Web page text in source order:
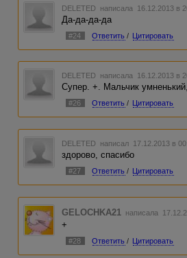
DELETED написала 16.12.2013 в
Да-да-да-да
#24 Ответить / Цитировать
DELETED написала 16.12.2013 в
Супер. +. Мальчик
#26 Ответить / Цитировать
DELETED написал 17.12.2013 в
здорово, спасибо
#27 Ответить / Цитировать
GELOCHKA21 написала
+
#28 Ответить / Цитировать